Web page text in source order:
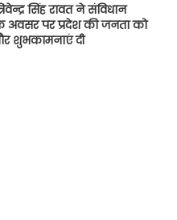
सिंह रावत ने संविधान
अवसर पर प्रदेश की जनता को
शुभकामनाएं दी